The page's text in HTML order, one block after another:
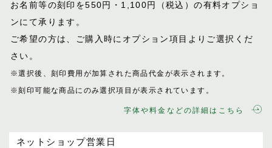
お名前等の刻印を550円・1,100円（税込）の有料オプショ
ンにて承ります。
ご希望の方は、ご購入時にオプション項目 よりご選択くだ
さい。
※選択後、刻印費用が加算された商品代金が表示 されます。
※刻印可能な商品にのみ選択項目が表示されてい ます。
字体や料金などの詳細はこちら
ネットショップ営業日